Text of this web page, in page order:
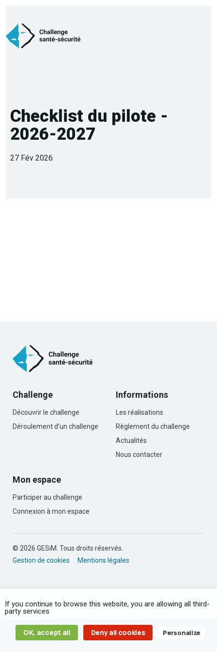
Checklist du pilote -
2026-2027
27 Fév 2026
Challenge
Découvrir le challenge
Déroulement d’un challenge
Informations
Les réalisations
Règlement du challenge
Actualités
Nous contacter
Mon espace
Participer au challenge
Connexion à mon espace
© 2026 GESiM. Tous droits réservés.
Gestion de cookies
Mentions légales
If you continue to browse this website, you are allowing all third-
party services
OK, accept all Deny all cookies Personalize